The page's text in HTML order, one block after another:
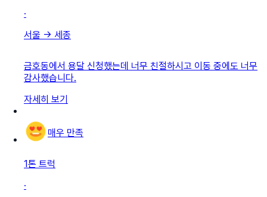
·
서울 → 세종
금호동에서 용달 신청했는데 너무 친절하시고 이동 중에도 너무
감사했습니다.
자세히 보기
매우 만족
1톤 트럭
·